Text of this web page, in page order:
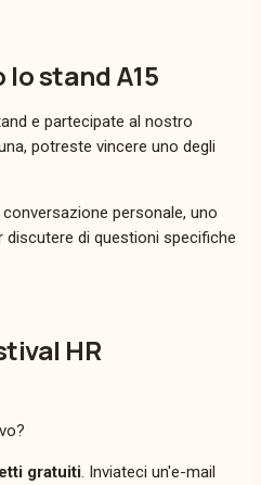
stand A15
e partecipate al nostro
potreste vincere uno degli
personale, uno
di questioni specifiche
HR
gratuiti. Inviateci un'e-mail